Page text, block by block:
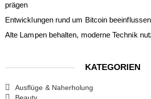
prägen
Entwicklungen rund um Bitcoin
Alte Lampen behalten, moderne Technik
KATEGORIEN
Ausflüge & Naherholung